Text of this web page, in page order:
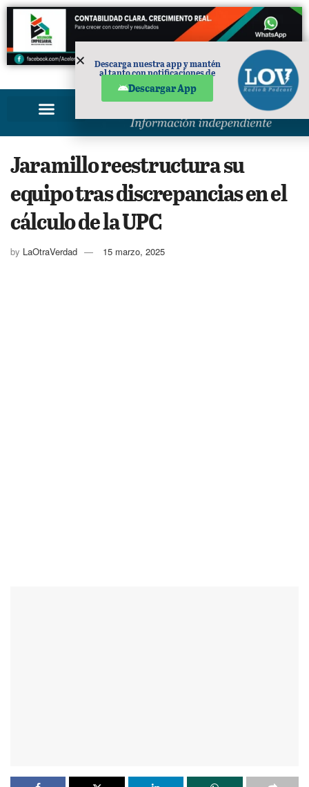
PUBLICIDAD
Jaramillo reestructura su
equipo tras discrepancias en el
cálculo de la UPC
by LaOtraVerdad 15 marzo, 2025
Descarga nuestra app y mantén
al tanto con notificaciones de
Descargar App